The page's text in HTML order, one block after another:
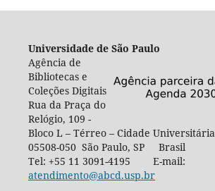
Universidade de São Paulo
Agência de
Bibliotecas e
Coleções Digitais
Rua da Praça do
Relógio, 109 -
Bloco L – Térreo – Cidade Universitária
05508-050 São Paulo, SP Brasil
Tel: +55 11 3091-4195 E-mail:
atendimento@abcd.usp.br